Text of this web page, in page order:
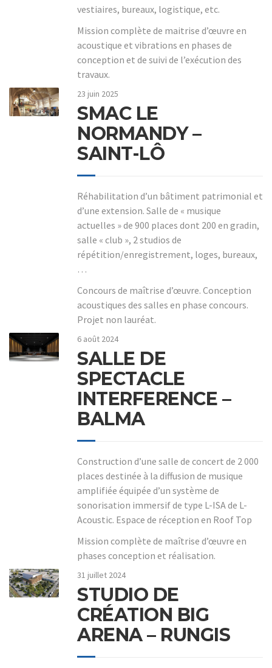
vestiaires, bureaux, logistique, etc.
Mission complète de maitrise d’œuvre en
acoustique et vibrations en phases de
conception et de suivi de l’exécution des
travaux.
23 juin 2025
SMAC LE
NORMANDY –
SAINT-LÔ
Réhabilitation d’un bâtiment patrimonial et
d’une extension. Salle de « musique
actuelles » de 900 places dont 200 en gradin,
salle « club », 2 studios de
répétition/enregistrement, loges, bureaux,
…
Concours de maîtrise d’œuvre. Conception
acoustiques des salles en phase concours.
Projet non lauréat.
6 août 2024
SALLE DE
SPECTACLE
INTERFERENCE –
BALMA
Construction d’une salle de concert de 2 000
places destinée à la diffusion de musique
amplifiée équipée d’un système de
sonorisation immersif de type L-ISA de L-
Acoustic. Espace de réception en Roof Top
Mission complète de maîtrise d’œuvre en
phases conception et réalisation.
31 juillet 2024
STUDIO DE
CRÉATION BIG
ARENA – RUNGIS